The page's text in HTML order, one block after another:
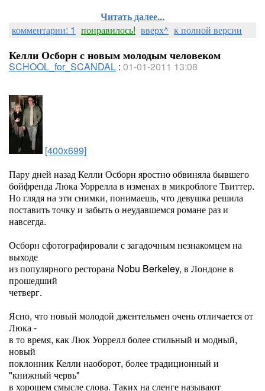
Читать далее...
комментарии: 1 понравилось! вверх^ к полной версии
Келли Осборн с новым молодым человеком
SCHOOL_for_SCANDAL : 01-01-2011 13:08
[400x699]
Пару дней назад Келли Осборн яростно обвиняла бывшего
бойфренда Люка Уоррелла в изменах в микроблоге Твиттер.
Но глядя на эти снимки, понимаешь, что девушка решила
поставить точку и забыть о неудавшемся романе раз и
навсегда.
Осборн сфотографировали с загадочным незнакомцем на
выходе
из популярного ресторана Nobu Berkeley, в Лондоне в
прошедший
четверг.
Ясно, что новый молодой джентельмен очень отличается от
Люка -
в то время, как Люк Уоррелл более стильный и модный,
новый
поклонник Келли наоборот, более традиционный и
"книжный червь"
в хорошем смысле слова. Таких на сленге называют